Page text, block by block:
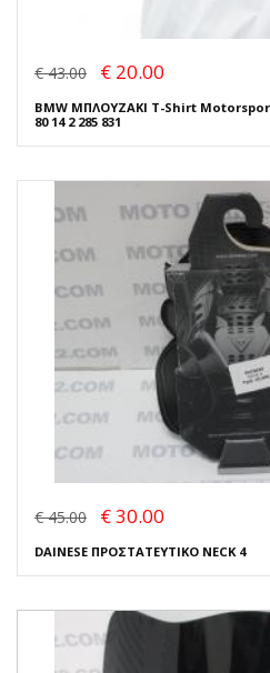
€ 43.00 € 20.00
BMW ΜΠΛΟΥΖΑΚΙ T-Shirt
80 14 2 285 831
€ 45.00 € 30.00
DAINESE ΠΡΟΣΤΑΤΕΥΤΙΚΟ NECK 4